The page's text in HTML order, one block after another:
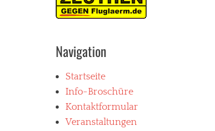
Navigation
Startseite
Info-Broschüre
Kontaktformular
Veranstaltungen